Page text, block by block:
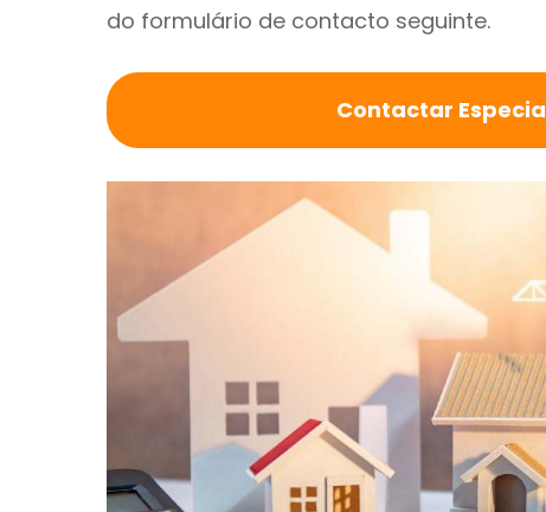
do formulário de contacto seguinte.
Contactar